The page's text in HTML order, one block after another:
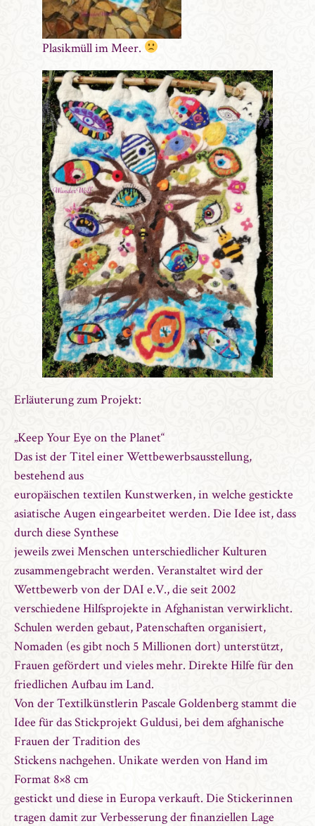
Plasikmüll im Meer.
Erläuterung zum Projekt:
„Keep Your Eye on the Planet“
Das ist der Titel einer Wettbewerbsausstellung,
bestehend aus
europäischen textilen Kunstwerken, in welche gestickte
asiatische Augen eingearbeitet werden. Die Idee ist, dass
durch diese Synthese
jeweils zwei Menschen unterschiedlicher Kulturen
zusammengebracht werden. Veranstaltet wird der
Wettbewerb von der DAI e.V., die seit 2002
verschiedene Hilfsprojekte in Afghanistan verwirklicht.
Schulen werden gebaut, Patenschaften organisiert,
Nomaden (es gibt noch 5 Millionen dort) unterstützt,
Frauen gefördert und vieles mehr. Direkte Hilfe für den
friedlichen Aufbau im Land.
Von der Textilkünstlerin Pascale Goldenberg stammt die
Idee für das Stickprojekt Guldusi, bei dem afghanische
Frauen der Tradition des
Stickens nachgehen. Unikate werden von Hand im
Format 8×8 cm
gestickt und diese in Europa verkauft. Die Stickerinnen
tragen damit zur Verbesserung der finanziellen Lage